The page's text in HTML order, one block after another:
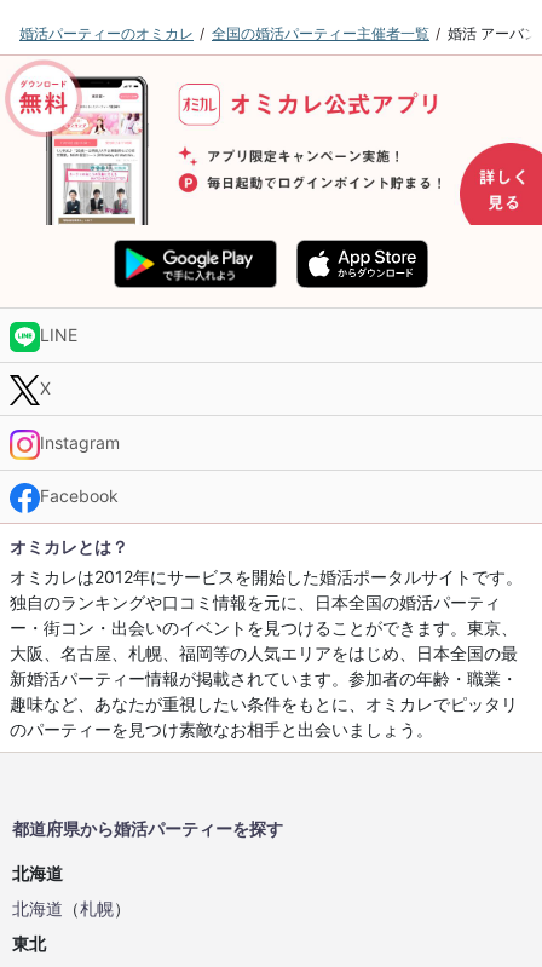
婚活パーティーのオミカレ 全国の婚活パーティー主催者一覧 婚活 アーバ
LINE
X
Instagram
Facebook
オミカレとは？
オミカレは2012年にサービスを開始した婚活ポータルサイトです。
独自のランキングや口コミ情報を元に、日本全国の婚活パーティ
ー・街コン・出会いのイベントを見つけることができます。東京、
大阪、名古屋、札幌、福岡等の人気エリアをはじめ、日本全国の最
新婚活パーティー情報が掲載されています。参加者の年齢・職業・
趣味など、あなたが重視したい条件をもとに、オミカレでピッタリ
のパーティーを見つけ素敵なお相手と出会いましょう。
都道府県から婚活パーティーを探す
北海道
北海道 （札幌）
東北